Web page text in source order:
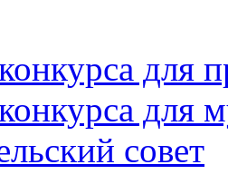
для
для
совет